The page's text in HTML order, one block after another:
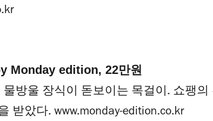
Monday edition, 22만원
방울 장식이 돋보이는 목걸이. 쇼팽의
받았다. www.monday-edition.co.kr